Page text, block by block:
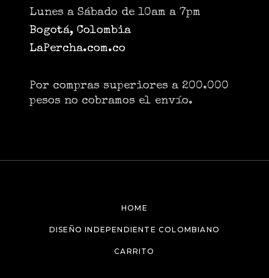
Lunes a Sábado de 10am a 7pm
Bogotá, Colombia
LaPercha.com.co
Por compras superiores a 200.000
pesos no cobramos el envío.
HOME
DISEÑO INDEPENDIENTE COLOMBIANO
CARRITO